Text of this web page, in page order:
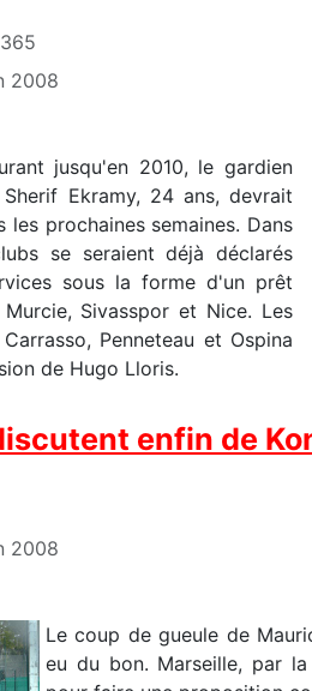
2008
jusqu'en 2010, le gardien
Ekramy, 24 ans, devrait
les prochaines semaines. Dans
se seraient déjà déclarés
sous la forme d'un prêt
Sivasspor et Nice. Les
Penneteau et Ospina
de Hugo Lloris.
enfin de
2008
Le coup de gueule de
eu du bon. Marseille, par